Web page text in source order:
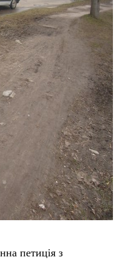
петиція з